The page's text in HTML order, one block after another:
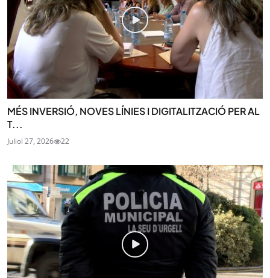
MÉS INVERSIÓ, NOVES LÍNIES I DIGITALITZACIÓ PER AL
T...
Juliol 27, 2026 22